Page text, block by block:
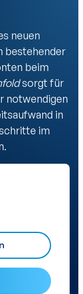
neuen
bestehender
beim
sorgt für
notwendigen
in
im